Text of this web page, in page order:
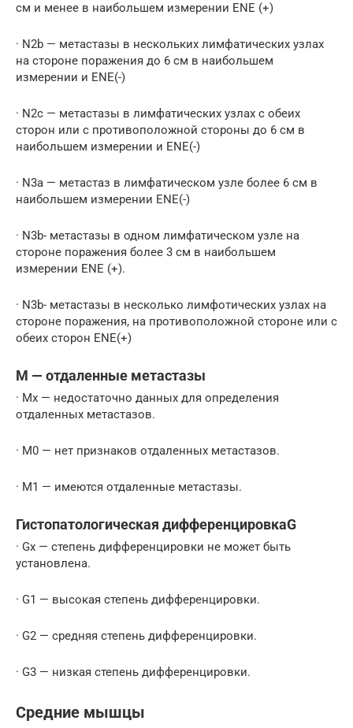
см и менее в наибольшем измерении ENE (+)
· N2b — метастазы в нескольких лимфатических узлах
на стороне поражения до 6 см в наибольшем
измерении и ENE(-)
· N2c — метастазы в лимфатических узлах с обеих
сторон или с противоположной стороны до 6 см в
наибольшем измерении и ENE(-)
· N3а — метастаз в лимфатическом узле более 6 см в
наибольшем измерении ENE(-)
· N3b- метастазы в одном лимфатическом узле на
стороне поражения более 3 см в наибольшем
измерении ENE (+).
· N3b- метастазы в несколько лимфотических узлах на
стороне поражения, на противоположной стороне или с
обеих сторон ENE(+)
М — отдаленные метастазы
· Mх — недостаточно данных для определения
отдаленных метастазов.
· М0 — нет признаков отдаленных метастазов.
· M1 — имеются отдаленные метастазы.
Гистопатологическая дифференцировкаG
· Gх — степень дифференцировки не может быть
установлена.
· G1 — высокая степень дифференцировки.
· G2 — средняя степень дифференцировки.
· G3 — низкая степень дифференцировки.
Средние мышцы